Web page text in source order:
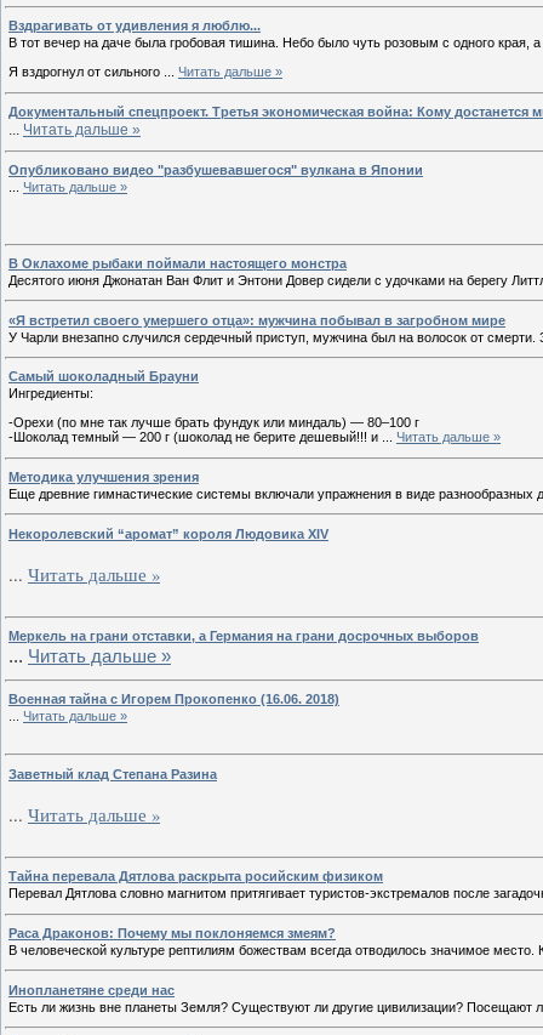
Вздрагивать от удивления я люблю...
В тот вечер на даче была гробовая тишина. Небо было чуть розовым с одного края,
Я вздрогнул от сильного
Читать дальше »
Документальный спецпроект. Третья экономическая война: Кому достанется
... Читать дальше »
Опубликовано видео "разбушевавшегося" вулкана в Японии
... Читать дальше »
В Оклахоме рыбаки поймали настоящего монстра
Десятого июня Джонатан Ван Флит и Энтони Довер сидели с удочками на берегу
«Я встретил своего умершего отца»: мужчина побывал в загробном мире
У Чарли внезапно случился сердечный приступ, мужчина был на волосок от
Самый шоколадный Брауни
Ингредиенты:
-Орехи (по мне так лучше брать фундук или миндаль) — 80–100 г
-Шоколад темный — 200 г (шоколад не берите дешевый!!! и ... Читать дальше »
Методика улучшения зрения
Еще древние гимнастические системы включали упражнения в виде
Некоролевский “аромат” короля Людовика XIV
... Читать дальше »
Меркель на грани отставки, а Германия на грани досрочных выборов
... Читать дальше »
Военная тайна с Игорем Прокопенко (16.06. 2018)
Читать дальше »
Заветный клад Степана Разина
... Читать дальше »
Тайна перевала Дятлова раскрыта росийским физиком
Перевал Дятлова словно магнитом притягивает туристов-экстремалов после
Раса Драконов: Почему мы поклоняемся змеям?
В человеческой культуре рептилиям божествам всегда отводилось значимое
Инопланетяне среди нас
Есть ли жизнь вне планеты Земля? Существуют ли другие цивилизации? Посещают